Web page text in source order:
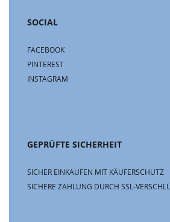
SOCIAL
FACEBOOK
PINTEREST
INSTAGRAM
GEPRÜFTE SICHERHEIT
SICHER EINKAUFEN MIT KÄUFERSCHUTZ
SICHERE ZAHLUNG DURCH SSL-